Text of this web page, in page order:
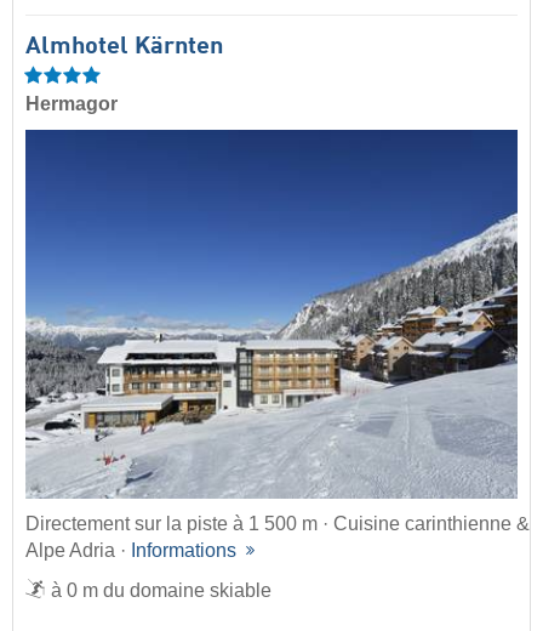
Almhotel Kärnten
Hermagor
Directement sur la piste à 1 500 m · Cuisine carinthienne &
Alpe Adria · Informations
à 0 m du domaine skiable